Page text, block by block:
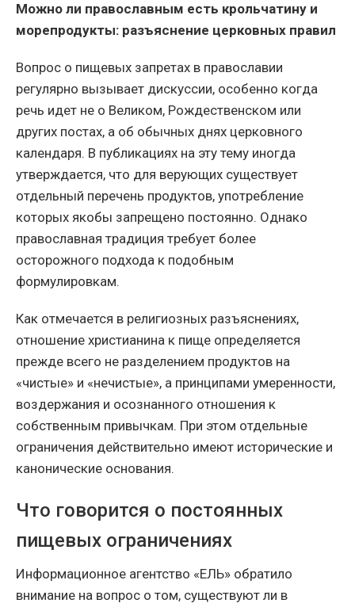
Можно ли православным есть крольчатину и
морепродукты: разъяснение церковных правил
Вопрос о пищевых запретах в православии
регулярно вызывает дискуссии, особенно когда
речь идет не о Великом, Рождественском или
других постах, а об обычных днях церковного
календаря. В публикациях на эту тему иногда
утверждается, что для верующих существует
отдельный перечень продуктов, употребление
которых якобы запрещено постоянно. Однако
православная традиция требует более
осторожного подхода к подобным
формулировкам.
Как отмечается в религиозных разъяснениях,
отношение христианина к пище определяется
прежде всего не разделением продуктов на
«чистые» и «нечистые», а принципами умеренности,
воздержания и осознанного отношения к
собственным привычкам. При этом отдельные
ограничения действительно имеют исторические и
канонические основания.
Что говорится о постоянных
пищевых ограничениях
Информационное агентство «ЕЛЬ» обратило
внимание на вопрос о том, существуют ли в